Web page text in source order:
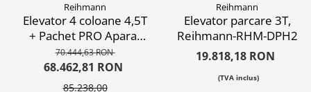
Reihmann
Elevator 4 coloane 4,5T
+ Pachet PRO Aparat
geometrie directie
70.444,63 RON
68.462,81 RON
85.238,00
Reihmann
Elevator parcare 3T,
Reihmann-RHM-DPH2
19.818,18 RON
(TVA inclus)